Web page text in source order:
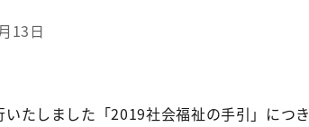
13日
たしました「2019社会福祉の手引」につ